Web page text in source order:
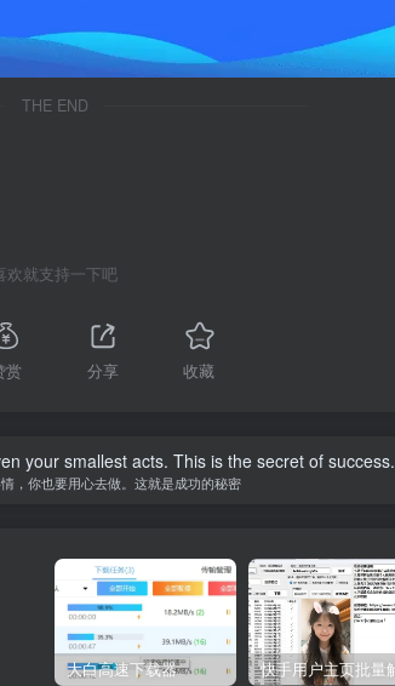
THE END
欢就支持一下吧
赏 分享 收藏
your smallest acts. This is the secret of success.
，你也要用心去做。这就是成功的秘密
大白高速下载器